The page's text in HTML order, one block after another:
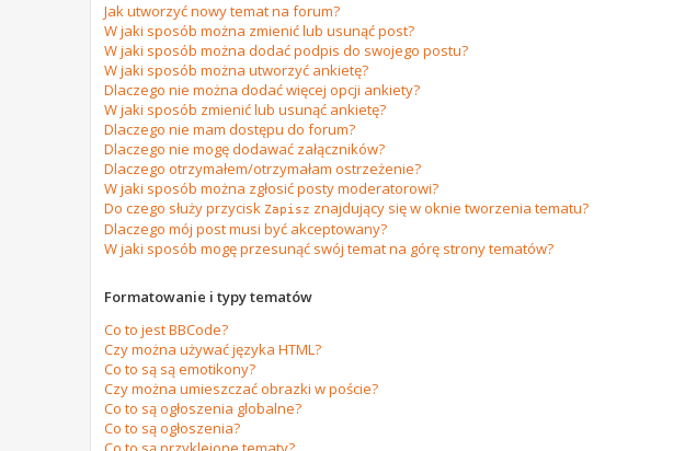
Jak utworzyć nowy temat na forum?
W jaki sposób można zmienić lub usunąć post?
W jaki sposób można dodać podpis do swojego postu?
W jaki sposób można utworzyć ankietę?
Dlaczego nie można dodać więcej opcji ankiety?
W jaki sposób zmienić lub usunąć ankietę?
Dlaczego nie mam dostępu do forum?
Dlaczego nie mogę dodawać załączników?
Dlaczego otrzymałem/otrzymałam ostrzeżenie?
W jaki sposób można zgłosić posty moderatorowi?
Do czego służy przycisk Zapisz znajdujący się w oknie tworzenia tematu?
Dlaczego mój post musi być akceptowany?
W jaki sposób mogę przesunąć swój temat na górę strony tematów?
Formatowanie i typy tematów
Co to jest BBCode?
Czy można używać języka HTML?
Co to są są emotikony?
Czy można umieszczać obrazki w poście?
Co to są ogłoszenia globalne?
Co to są ogłoszenia?